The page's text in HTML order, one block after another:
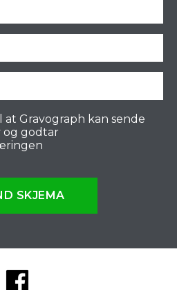
at Gravograph kan sende
og godtar
SKJEMA